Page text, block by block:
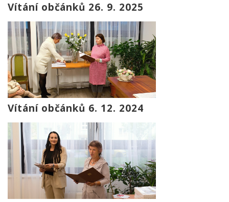
Vítání občánků 26. 9. 2025
Vítání občánků 6. 12. 2024